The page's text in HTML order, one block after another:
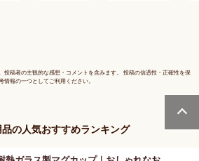
投稿者の主観的な感想・コメントを含みます。 投稿の信憑性・正確性を保
報の一つとしてご利用ください。
品の人気おすすめランキング